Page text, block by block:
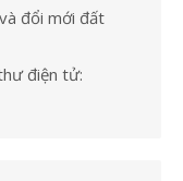
đổi mới đất
điện tử: